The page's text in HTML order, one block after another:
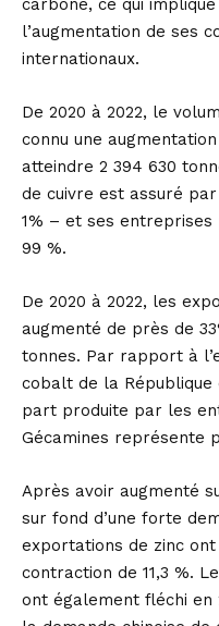
carbone, ce qui
l’augmentation de ses
internationaux.
De 2020 à 2022, le
connu une
atteindre 2 394 630
de cuivre est assuré
1% – et ses
99 %.
De 2020 à 2022, les
augmenté de près de
tonnes. Par rapport à
cobalt de la République
part produite par les
Gécamines représente
Après avoir augmenté
sur fond d’une forte
exportations de zinc ont
contraction de 11,3 %.
ont également fléchi en